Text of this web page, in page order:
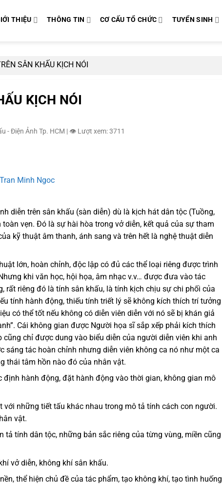
THIỆU THÔNG TIN CƠ CẤU TỔ CHỨC TUYỂN SINH
SÂN KHẤU KỊCH NÓI
KỊCH NÓI
- Điện Ảnh Tp. HCM | 👁️ Lượt xem: 3711
diễn trên sân khấu (sàn diễn) dù là kịch hát dân tộc (Tuồng,
vẹn. Đó là sự hài hòa trong vở diễn, kết quả của sự tham
kỹ thuật âm thanh, ánh sang và trên hết là nghệ thuật diễn
lớn, hoàn chỉnh, độc lập có đủ các thể loại riêng được trình
khi văn học, hội họa, âm nhạc v.v… được đưa vào tác
rất riêng đó là tính sân khấu, là tính kịch chịu sự chi phối của
tính hành động, thiếu tính triết lý sẽ không kích thích trí tưởng
có thể tốt nếu không có diễn viên diễn với nó sẽ bị khán giả
Cái không gian được Người họa sĩ sắp xếp phải kích thích
chỉ được dung vào biểu diễn của người diễn viên khi anh
sáng tác hoàn chỉnh nhưng diễn viên không ca nó như một ca
thái tâm hồn nào đó của nhân vật.
hành động, đặt hành động vào thời gian, không gian mô
những tiết tấu khác nhau trong mô tả tính cách con người.
vật.
tả tính dân tộc, những bản sắc riêng của từng vùng, miền cũng
vở diễn, không khí sân khấu.
thể hiện chủ đề của tác phẩm, tạo không khí, tạo tình huống